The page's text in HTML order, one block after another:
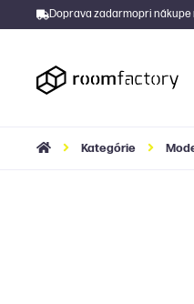
Doprava zadarmopri nákupe
Kategórie